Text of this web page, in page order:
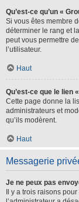
Qu’est-ce qu’un «
Si vous êtes membre
déterminer le rang et
peut vous permettre
l’utilisateur.
Haut
Qu’est-ce que le lien
Cette page donne la
administrateurs et
qu’ils modèrent.
Haut
Messagerie
Je ne peux pas
Il y a trois raisons